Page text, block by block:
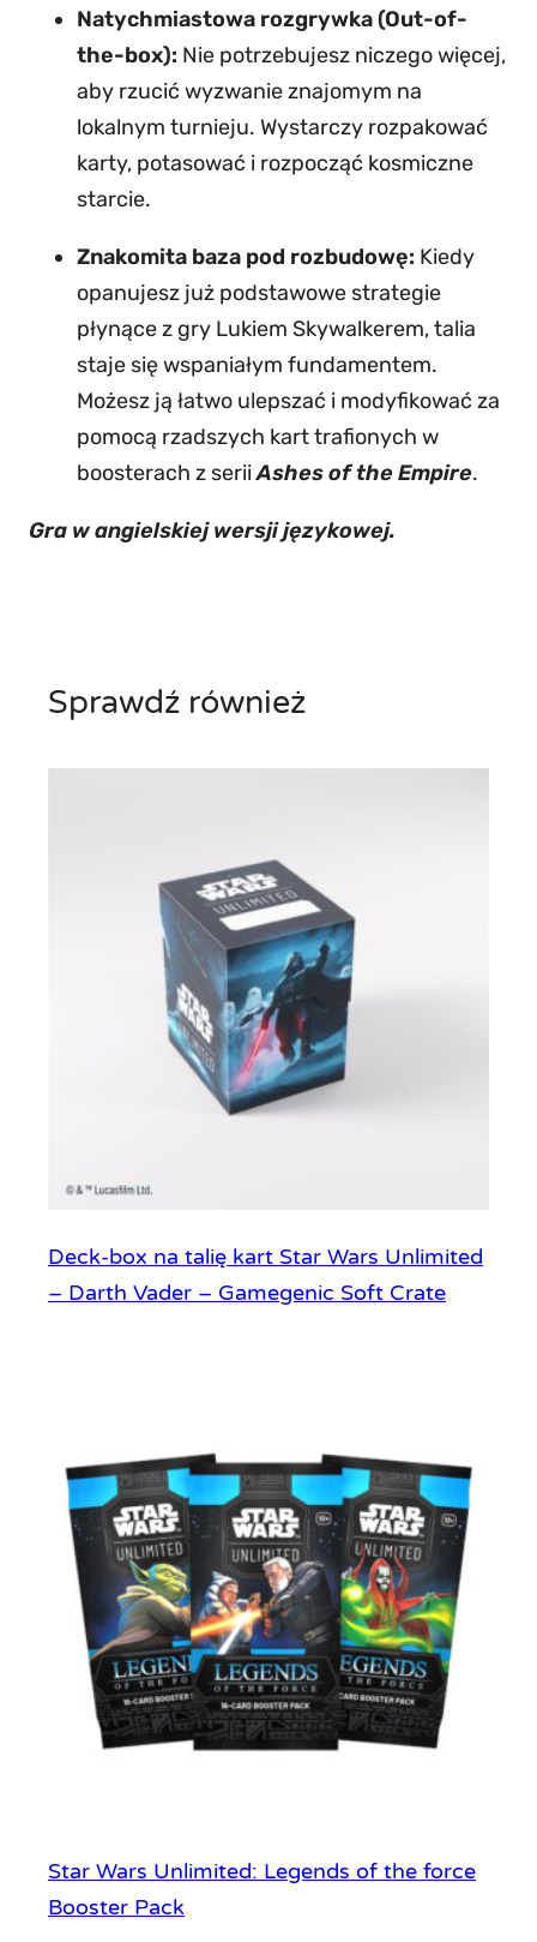
Natychmiastowa rozgrywka (Out-of-
the-box): Nie potrzebujesz niczego więcej,
aby rzucić wyzwanie znajomym na
lokalnym turnieju. Wystarczy rozpakować
karty, potasować i rozpocząć kosmiczne
starcie.
Znakomita baza pod rozbudowę: Kiedy
opanujesz już podstawowe strategie
płynące z gry Lukiem Skywalkerem, talia
staje się wspaniałym fundamentem.
Możesz ją łatwo ulepszać i modyfikować za
pomocą rzadszych kart trafionych w
boosterach z seriiAshes of the Empire.
Gra w angielskiej wersji językowej.
Sprawdź również
Deck-box na talię kart Star Wars Unlimited
– Darth Vader – Gamegenic Soft Crate
Star Wars Unlimited: Legends of the force
Booster Pack